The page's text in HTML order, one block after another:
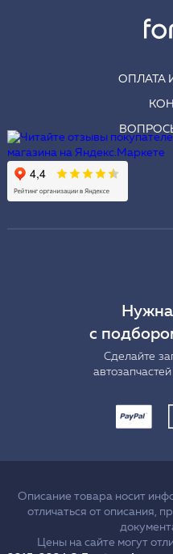
ОПЛАТА
с
Сделайте
Описание товара носит
отличаться от описания,
Цены на сайте могут